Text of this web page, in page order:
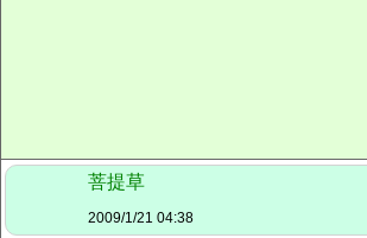
菩提草
2009/1/21 04:38